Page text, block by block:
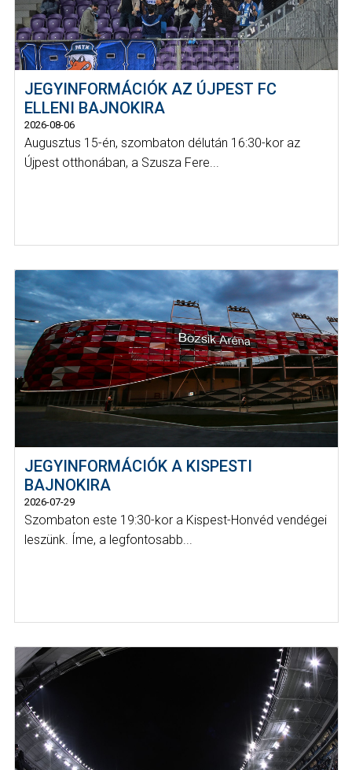
JEGYINFORMÁCIÓK AZ ÚJPEST FC
ELLENI BAJNOKIRA
2026-08-06
Augusztus 15-én, szombaton délután 16:30-kor az
Újpest otthonában, a Szusza Fere...
JEGYINFORMÁCIÓK A KISPESTI
BAJNOKIRA
2026-07-29
Szombaton este 19:30-kor a Kispest-Honvéd vendégei
leszünk. Íme, a legfontosabb...